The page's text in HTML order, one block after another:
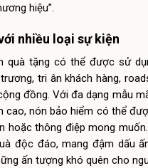
hiệu”.
nhiều loại sự kiện
quà tặng có thể được sử
tri ân khách hàng,
đồng. Với đa dạng mẫu
cao, nón bảo hiểm có thể
hoặc thông điệp mong
độc đáo, mang đậm dấu
ấn tượng khó quên cho